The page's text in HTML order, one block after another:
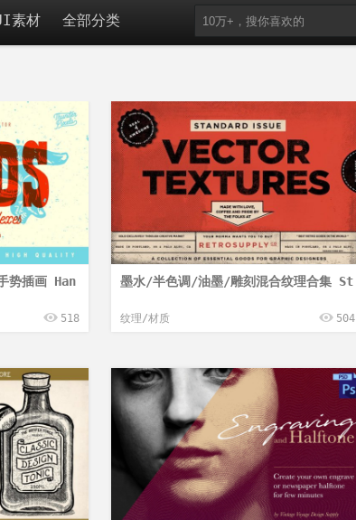
素材 全部分类
势插画 Han
518
墨水/半色调/油墨/雕刻混合纹理合集 St
纹理/材质 504